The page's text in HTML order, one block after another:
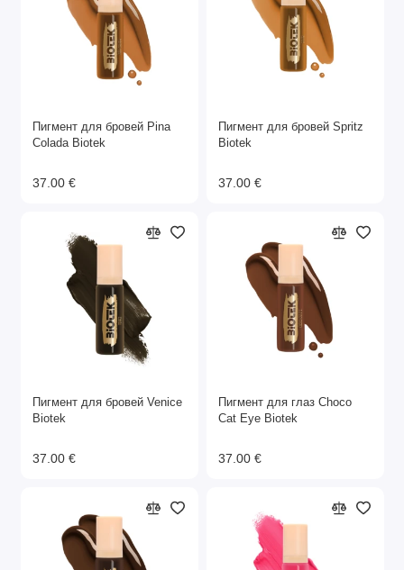
Пигмент для бровей Pina
Colada Biotek
37.00 €
Пигмент для бровей Spritz
Biotek
37.00 €
Пигмент для бровей Venice
Biotek
37.00 €
Пигмент для глаз Choco
Cat Eye Biotek
37.00 €